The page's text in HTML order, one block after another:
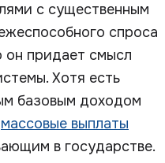
с существенным
спроса
он придает смысл
Хотя есть
базовым доходом
массовые выплаты
в государстве.